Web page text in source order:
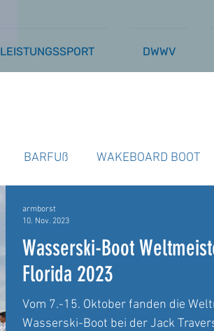
LEISTUNGSSPORT DWWV
BARFUß WAKEBOARD BOOT
AUSSCHREIBUNGEN
Wasserski-Boot
Florida 2023
Vom 7.-15. Oktober fanden die
Wasserski-Boot bei der Jack
armborst
10. Nov. 2023